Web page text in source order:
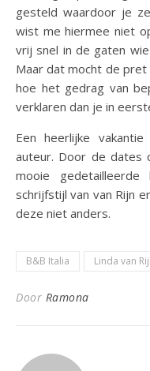
gesteld waardoor je
wist me hiermee niet
vrij snel in de gaten
Maar dat mocht de pret
hoe het gedrag van
verklaren dan je in
Een heerlijke
auteur. Door de dates
mooie
schrijfstijl van van Rijn
deze niet anders.
B&B Italia Linda van
Door Ramona